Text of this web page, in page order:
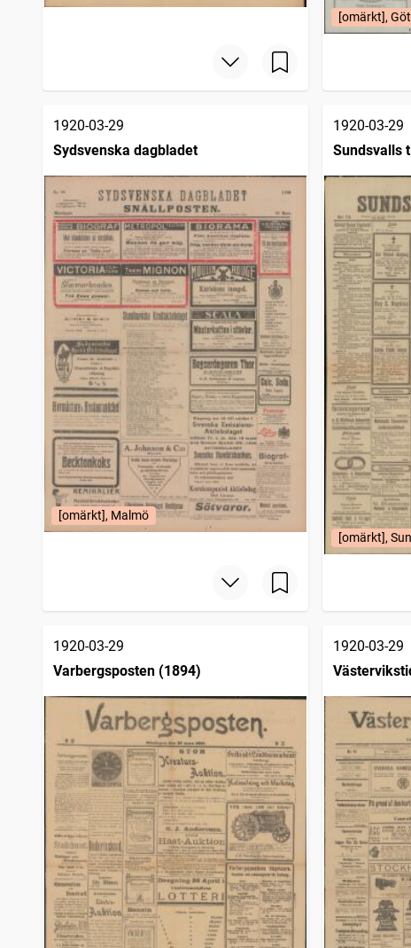
[omärkt],
1920-03-29
Sydsvenska dagbladet
[omärkt], Malmö
1920-03-29
Sundsvalls
[omärkt],
1920-03-29
Varbergsposten (1894)
1920-03-29